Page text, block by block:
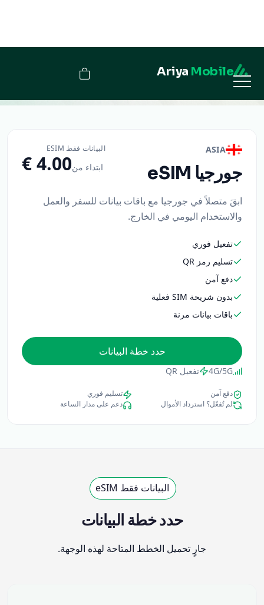
ASIA
جورجيا
البيانات فقط ESIM
ابتداء من
ابقَ متصلاً في جورجيا مع باقات بيانات للسفر والعمل
والاستخدام اليومي في الخارج.
تفعيل فوري
تسليم رمز QR
دفع آمن
بدون شريحة SIM فعلية
باقات بيانات مرنة
حدد خطة البيانات
4G/5G تفعيل QR
دفع آمن
تسليم فوري
لم تُفعّل؟ استرداد الأموال
دعم على مدار الساعة
البيانات فقط eSIM
حدد خطة البيانات
جارٍ تحميل الخطط المتاحة لهذه الوجهة.